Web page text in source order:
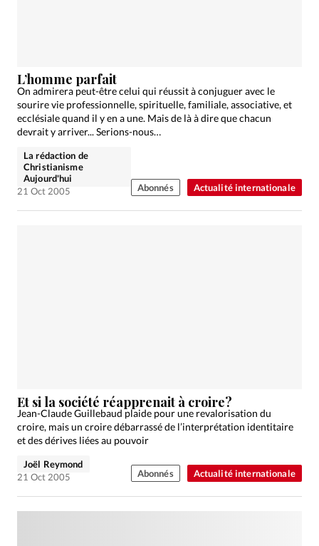
Tous les articles
Actualité internationale
Chronique
Culture
Dossier
Eglises Foi Génération réveil
Monde
Opinions
Publireportage
Société
Tour du monde des Eglises
Vécu
Vie Intérieure
Actualité internationale
L’homme parfait
On admirera peut-être celui qui réussit à conjuguer avec le
sourire vie professionnelle, spirituelle, familiale, associative, et
ecclésiale quand il y en a une. Mais de là à dire que chacun
devrait y arriver... Serions-nous…
La rédaction de
Christianisme
Aujourd'hui
21 Oct 2005
Abonnés
Actualité internationale
Et si la société réapprenait à croire?
Jean-Claude Guillebaud plaide pour une revalorisation du
croire, mais un croire débarrassé de l’interprétation identitaire
et des dérives liées au pouvoir
Joël Reymond
21 Oct 2005
Abonnés